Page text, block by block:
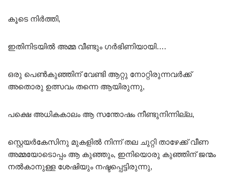
കൂടെ നിർത്തി,
ഇതിനിടയിൽ അമ്മ വീണ്ടും ഗർഭിണിയായി….
ഒരു പെൺകുഞ്ഞിന് വേണ്ടി ആറ്റു നോറ്റിരുന്നവർക്ക്
അതൊരു ഉത്സവം തന്നെ ആയിരുന്നു,
പക്ഷെ അധികകാലം ആ സന്തോഷം നീണ്ടുനിന്നില്ല,
സ്റ്റെയർകേസിനു മുകളിൽ നിന്ന് തല ചുറ്റി താഴേക്ക് വീണ
അമ്മയോടൊപ്പം ആ കുഞ്ഞും, ഇനിയൊരു കുഞ്ഞിന് ജന്മം
നൽകാനുള്ള ശേഷിയും നഷ്ടപ്പെട്ടിരുന്നു,